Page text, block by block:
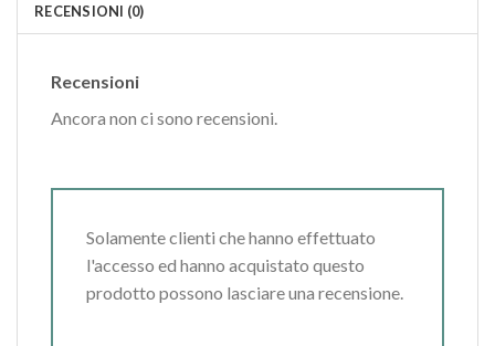
RECENSIONI (0)
Recensioni
Ancora non ci sono recensioni.
Solamente clienti che hanno effettuato
l'accesso ed hanno acquistato questo
prodotto possono lasciare una recensione.